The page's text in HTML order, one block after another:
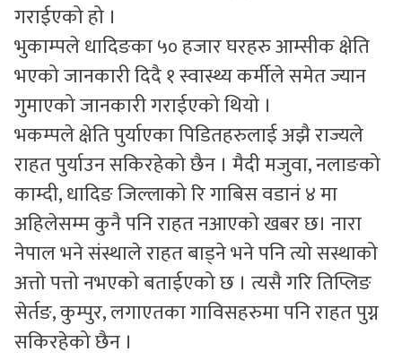
गराईएको हो ।
भुकाम्पले धादिङका ५० हजार घरहरु आम्सीक क्षेति
भएको जानकारी दिदै १ स्वास्थ्य कर्मीले समेत ज्यान
गुमाएको जानकारी गराईएको थियो ।
भकम्पले क्षेति पुर्याएका पिडितहरुलाई अझै राज्यले
राहत पुर्याउन सकिरहेको छैन । मैदी मजुवा, नलाङको
काम्दी, धादिङ जिल्लाको रि गाबिस वडानं ४ मा
अहिलेसम्म कुनै पनि राहत नआएको खबर छ। नारा
नेपाल भने संस्थाले राहत बाड्ने भने पनि त्यो सस्थाको
अत्तो पत्तो नभएको बताईएको छ । त्यसै गरि तिप्लिङ
सेर्तङ, कुम्पुर, लगाएतका गाविसहरुमा पनि राहत पुग्न
सकिरहेको छैन ।